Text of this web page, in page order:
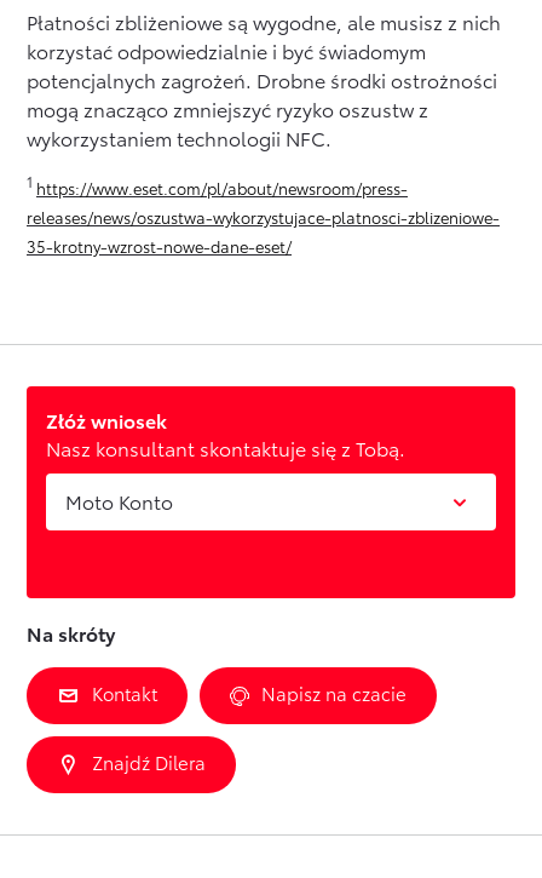
Płatności zbliżeniowe są wygodne, ale musisz z nich
korzystać odpowiedzialnie i być świadomym
potencjalnych zagrożeń. Drobne środki ostrożności
mogą znacząco zmniejszyć ryzyko oszustw z
wykorzystaniem technologii NFC.
1 https://www.eset.com/pl/about/newsroom/press-
releases/news/oszustwa-wykorzystujace-platnosci-zblizeniowe-
35-krotny-wzrost-nowe-dane-eset/
Złóż wniosek
Nasz konsultant skontaktuje się z Tobą.
Moto Konto
Na skróty
Kontakt Napisz na czacie
Znajdź Dilera